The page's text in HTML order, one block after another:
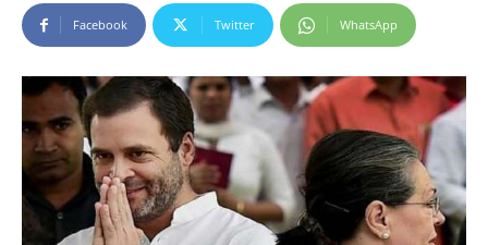
Facebook Twitter WhatsApp